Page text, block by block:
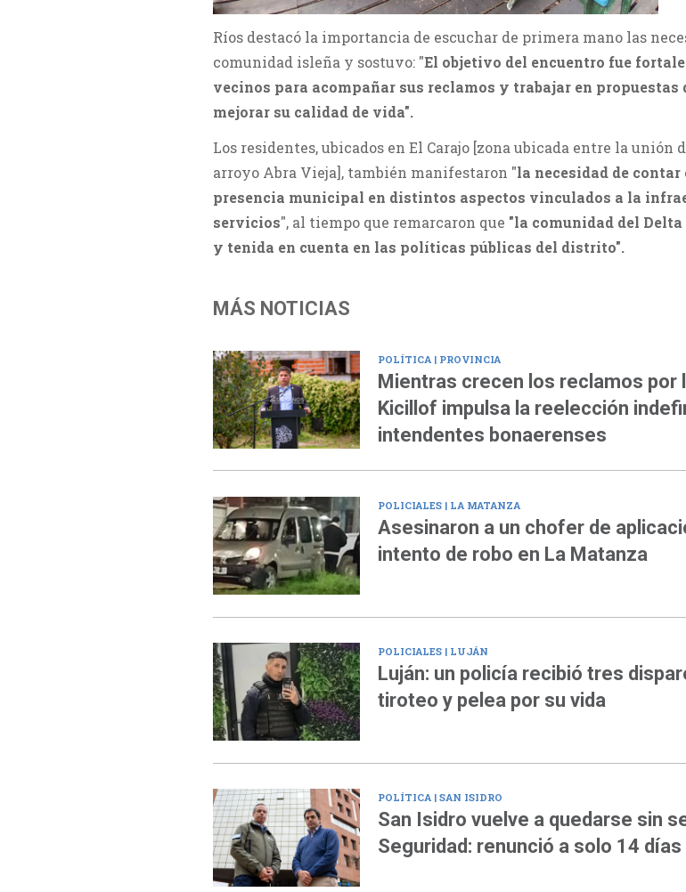
Ríos destacó la importancia de escuchar de primera mano las
comunidad isleña y sostuvo: "El objetivo del encuentro fue
vecinos para acompañar sus reclamos y trabajar en propuestas
mejorar su calidad de vida".
Los residentes, ubicados en El Carajo [zona ubicada entre la unión
arroyo Abra Vieja], también manifestaron "la necesidad de
presencia municipal en distintos aspectos vinculados a la
servicios", al tiempo que remarcaron que "la comunidad del Delta
y tenida en cuenta en las políticas públicas del distrito".
MÁS NOTICIAS
POLÍTICA | PROVINCIA
Mientras crecen los reclamos por
Kicillof impulsa la reelección
intendentes bonaerenses
POLICIALES | LA MATANZA
Asesinaron a un chofer de
intento de robo en La Matanza
POLICIALES | LUJÁN
Luján: un policía recibió tres
tiroteo y pelea por su vida
POLÍTICA | SAN ISIDRO
San Isidro vuelve a quedarse sin
Seguridad: renunció a solo 14